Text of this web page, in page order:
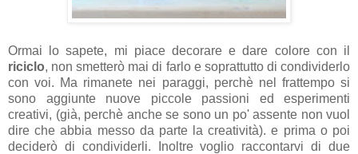
Ormai lo sapete, mi piace decorare e dare colore con il
riciclo, non smetterò mai di farlo e soprattutto di condividerlo
con voi. Ma rimanete nei paraggi, perchè nel frattempo si
sono aggiunte nuove piccole passioni ed esperimenti
creativi, (già, perchè anche se sono un po' assente non vuol
dire che abbia messo da parte la creatività). e prima o poi
deciderò di condividerli. Inoltre voglio raccontarvi di due